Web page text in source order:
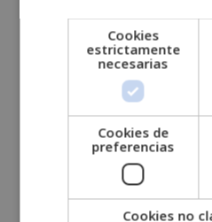
Tu correo electrónico (*)
Indícanos en qué curso
Cookies
estrictamente
necesarias
Cookies de
preferencias
Cookies no